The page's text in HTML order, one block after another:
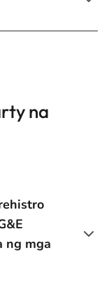
na
ng mga